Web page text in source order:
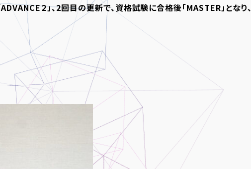
２」、2回目の更新で、資格試験に合格後「MASTER」となり、